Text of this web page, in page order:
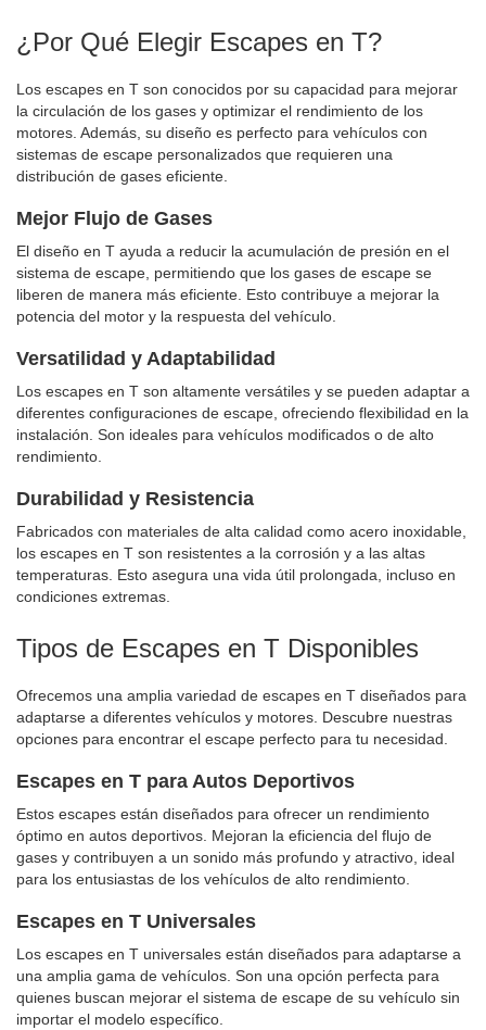
¿Por Qué Elegir Escapes en T?
Los escapes en T son conocidos por su capacidad para mejorar
la circulación de los gases y optimizar el rendimiento de los
motores. Además, su diseño es perfecto para vehículos con
sistemas de escape personalizados que requieren una
distribución de gases eficiente.
Mejor Flujo de Gases
El diseño en T ayuda a reducir la acumulación de presión en el
sistema de escape, permitiendo que los gases de escape se
liberen de manera más eficiente. Esto contribuye a mejorar la
potencia del motor y la respuesta del vehículo.
Versatilidad y Adaptabilidad
Los escapes en T son altamente versátiles y se pueden adaptar a
diferentes configuraciones de escape, ofreciendo flexibilidad en la
instalación. Son ideales para vehículos modificados o de alto
rendimiento.
Durabilidad y Resistencia
Fabricados con materiales de alta calidad como acero inoxidable,
los escapes en T son resistentes a la corrosión y a las altas
temperaturas. Esto asegura una vida útil prolongada, incluso en
condiciones extremas.
Tipos de Escapes en T Disponibles
Ofrecemos una amplia variedad de escapes en T diseñados para
adaptarse a diferentes vehículos y motores. Descubre nuestras
opciones para encontrar el escape perfecto para tu necesidad.
Escapes en T para Autos Deportivos
Estos escapes están diseñados para ofrecer un rendimiento
óptimo en autos deportivos. Mejoran la eficiencia del flujo de
gases y contribuyen a un sonido más profundo y atractivo, ideal
para los entusiastas de los vehículos de alto rendimiento.
Escapes en T Universales
Los escapes en T universales están diseñados para adaptarse a
una amplia gama de vehículos. Son una opción perfecta para
quienes buscan mejorar el sistema de escape de su vehículo sin
importar el modelo específico.